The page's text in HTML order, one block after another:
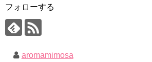
レンタル開始！
Jin-Crash Landing On You/ヒョンビン❤️ソンイ
キム・レウォンの影絵遊び！？「黒騎
【裏芸能】キムユジョンの熱愛彼氏は
いでしょ？” Big News TV
幻の王女チャミョンゴ エンディング
フォローする
aromamimosa